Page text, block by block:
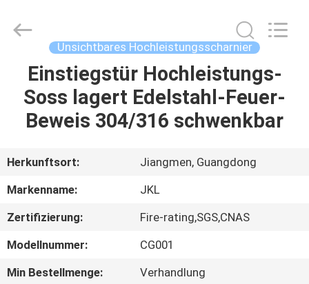
HAUS
PRODUKTE
ÜBER
UNS
FABRIK-
AUSFLUG
Rights
Unsichtbares Hochleistungsscharnier
Einstiegstür Hochleistungs-
Soss lagert Edelstahl-Feuer-
Beweis 304/316 schwenkbar
Herkunftsort:
Jiangmen, Guangdong
Markenname:
JKL
Zertifizierung:
Fire-rating,SGS,CNAS
Modellnummer:
CG001
Min Bestellmenge:
Verhandlung